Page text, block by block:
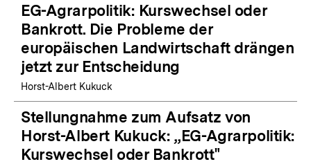
EG-Agrarpolitik: Kurswechsel oder
Bankrott. Die Probleme der
europäischen Landwirtschaft drängen
jetzt zur Entscheidung
Horst-Albert Kukuck
Stellungnahme zum Aufsatz von
Horst-Albert Kukuck: „EG-Agrarpolitik:
Kurswechsel oder Bankrott"